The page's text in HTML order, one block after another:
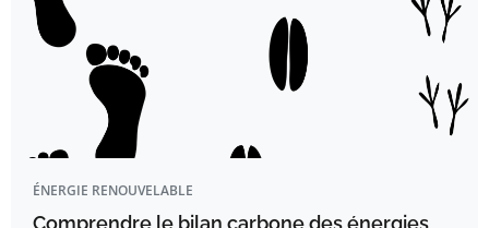
ÉNERGIE RENOUVELABLE
Comprendre le bilan carbone des énergies